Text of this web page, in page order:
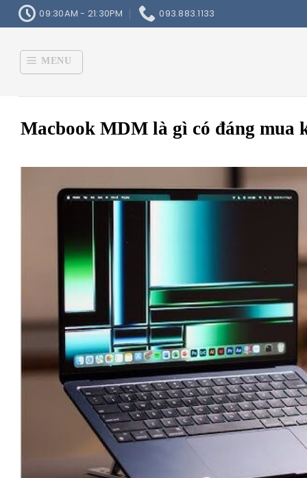
Skip
to
09:30AM - 21:30PM 093.883.1133
MENU
Macbook MDM là gì có đáng mua